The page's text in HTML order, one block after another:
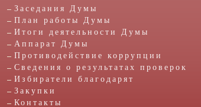
Заседания Думы
План работы Думы
Итоги деятельности Думы
Аппарат Думы
Противодействие коррупции
Сведения о результатах проверок
Избиратели благодарят
Закупки
Контакты